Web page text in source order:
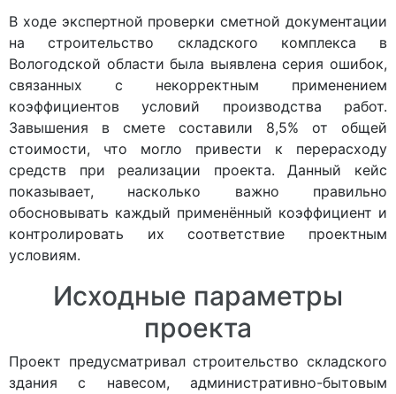
В ходе экспертной проверки сметной документации
на строительство складского комплекса в
Вологодской области была выявлена серия ошибок,
связанных с некорректным применением
коэффициентов условий производства работ.
Завышения в смете составили 8,5% от общей
стоимости, что могло привести к перерасходу
средств при реализации проекта. Данный кейс
показывает, насколько важно правильно
обосновывать каждый применённый коэффициент и
контролировать их соответствие проектным
условиям.
Исходные параметры
проекта
Проект предусматривал строительство складского
здания с навесом, административно-бытовым